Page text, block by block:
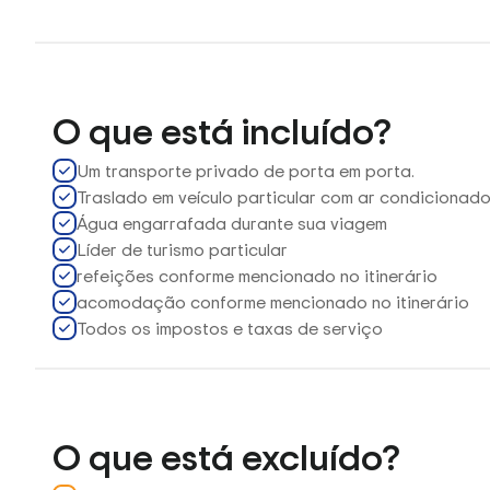
O que está incluído?
Um transporte privado de porta em porta.
Traslado em veículo particular com ar condicionado
Água engarrafada durante sua viagem
Líder de turismo particular
refeições conforme mencionado no itinerário
acomodação conforme mencionado no itinerário
Todos os impostos e taxas de serviço
O que está excluído?